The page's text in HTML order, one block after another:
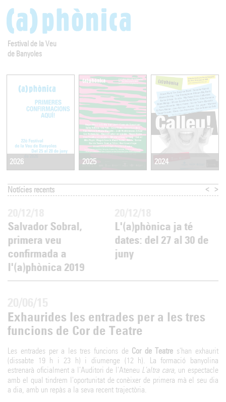
Festival de la Veu
de Banyoles
2026 2025 2024
Notícies recents
Salvador Sobral,
primera veu
confirmada a
l'(a)phònica 2019
L'(a)phònica ja té
dates: del 27 al 30 de
juny
< >
Exhaurides les entrades per a les tres
funcions de Cor de Teatre
Les entrades per a les tres funcions de Cor de Teatre s'han exhaurit
(dissabte 19 h i 23 h) i diumenge (12 h). La formació banyolina
estrenarà oficialment a l'Auditori de l'Ateneu L'altra cara, un espectacle
amb el qual tindrem l'oportunitat de conèixer de primera mà el seu dia
a dia, amb un repàs a la seva recent trajectòria.